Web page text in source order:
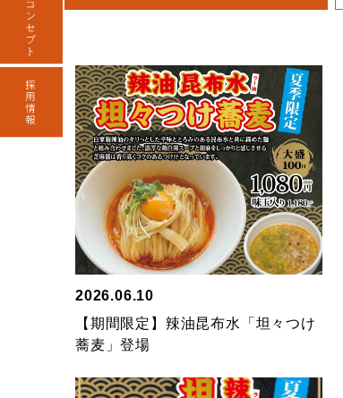
2026.06.10
【期間限定】辣油昆布水「坦々つけ
蕎麦」登場